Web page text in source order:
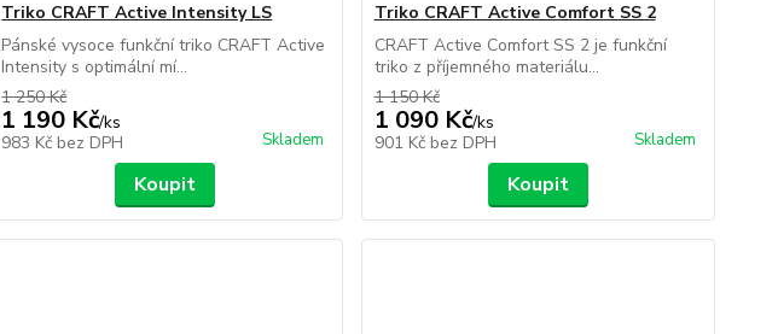
Triko CRAFT Active Intensity LS
Pánské vysoce funkční triko CRAFT Active
Intensity s optimální mí...
1 250 Kč
1 190 Kč/ks
983 Kč bez DPH Skladem
Koupit
Triko CRAFT Active Comfort SS 2
CRAFT Active Comfort SS 2 je funkční
triko z příjemného materiálu...
1 150 Kč
1 090 Kč/ks
901 Kč bez DPH Skladem
Koupit